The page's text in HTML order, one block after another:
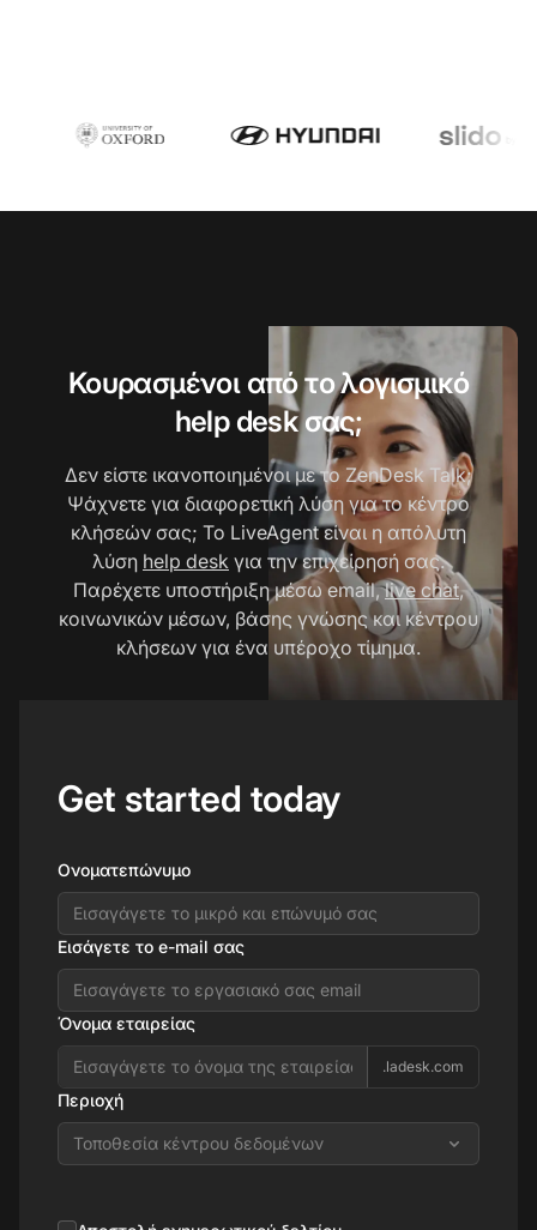
Κουρασμένοι από το λογισμικό
help desk σας;
Δεν είστε ικανοποιημένοι με το ZenDesk Talk;
Ψάχνετε για διαφορετική λύση για το κέντρο
κλήσεών σας; Το LiveAgent είναι η απόλυτη
λύση help desk για την επιχείρησή σας.
Παρέχετε υποστήριξη μέσω email,live chat,
κοινωνικών μέσων, βάσης γνώσης και κέντρου
κλήσεων για ένα υπέροχο τίμημα.
Get started today
Ονοματεπώνυμο
Εισάγετε το e-mail σας
Όνομα εταιρείας
.ladesk.com
Περιοχή
Τοποθεσία κέντρου δεδομένων